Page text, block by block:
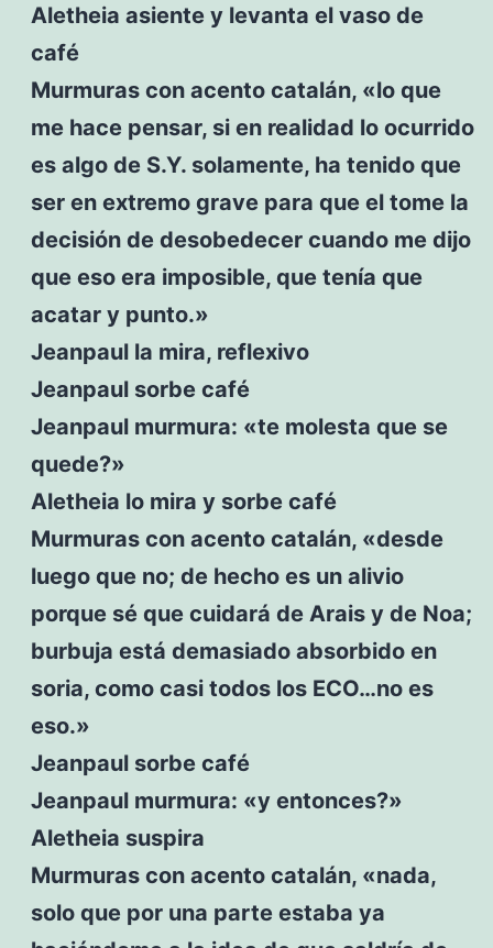
Aletheia asiente y levanta el vaso de
café
Murmuras con acento catalán, «lo que
me hace pensar, si en realidad lo ocurrido
es algo de S.Y. solamente, ha tenido que
ser en extremo grave para que el tome la
decisión de desobedecer cuando me dijo
que eso era imposible, que tenía que
acatar y punto.»
Jeanpaul la mira, reflexivo
Jeanpaul sorbe café
Jeanpaul murmura: «te molesta que se
quede?»
Aletheia lo mira y sorbe café
Murmuras con acento catalán, «desde
luego que no; de hecho es un alivio
porque sé que cuidará de Arais y de Noa;
burbuja está demasiado absorbido en
soria, como casi todos los ECO…no es
eso.»
Jeanpaul sorbe café
Jeanpaul murmura: «y entonces?»
Aletheia suspira
Murmuras con acento catalán, «nada,
solo que por una parte estaba ya